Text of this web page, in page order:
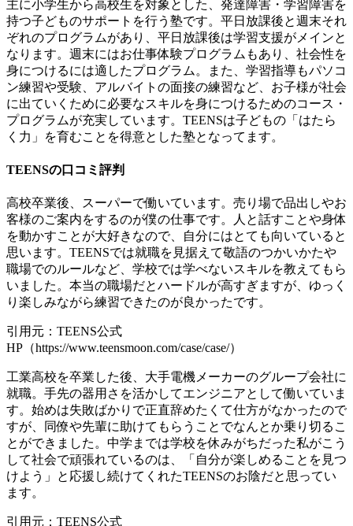
主に小学生から高校生を対象とした、発達障害・学習障害を
持つ子どものサポートを行う塾です。平日放課後と週末それ
ぞれのプログラムがあり、平日放課後は学習支援がメインと
なります。週末にはお仕事体験プログラムもあり、社会性を
身につけるには適したプログラム。また、学習指導もパソコ
ン練習や受験、アルバイトの面接の練習など、お子様が社会
に出ていくために必要なスキルを身につけるためのコース・
プログラムが充実しています。TEENSは子どもの「はたら
く力」を育むことを得意とした塾となってます。
TEENSの口コミ評判
高校卒業後、スーパーで働いています。売り場で品出しやお
客様のご案内をするのが僕の仕事です。人と話すことや身体
を動かすことが大好きなので、自分にはとても向いていると
思います。TEENSでは就職を見据えて敬語のつかいかたや
職場でのルールなど、学校では学べないスキルを教えてもら
いました。本当の職場だとハードルが高すぎますが、ゆっく
り楽しみながら練習できたのが良かったです。
引用元：TEENS公式
HP（https://www.teensmoon.com/case/case/）
工業高校を卒業した後、大手電機メーカーのグループ会社に
就職。手先の器用さを活かしてエンジニアとして働いていま
す。始めは失敗ばかりで正直辞めたくて仕方がなかったので
すが、同僚や先輩に助けてもらうことでなんとか乗り切るこ
とができました。中学までは学校を休みがちだった私がこう
して社会で頑張れているのは、「自分が楽しめることを見つ
けよう」と応援し続けてくれたTEENSのお陰だと思ってい
ます。
引用元：TEENS公式